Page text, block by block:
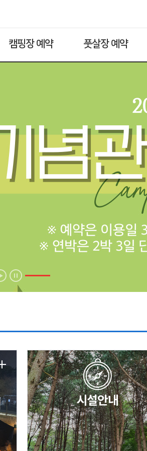
캠핑장 예약 풋살장 예약
시설안내